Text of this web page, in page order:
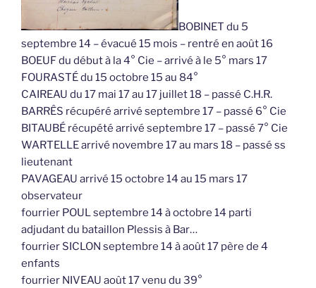
BOBINET du 5
septembre 14 – évacué 15 mois – rentré en août 16
BOEUF du début à la 4° Cie – arrivé à le 5° mars 17
FOURASTÉ du 15 octobre 15 au 84°
CAIREAU du 17 mai 17 au 17 juillet 18 – passé C.H.R.
BARRÊS récupéré arrivé septembre 17 – passé 6° Cie
BITAUBÉ récupété arrivé septembre 17 – passé 7° Cie
WARTELLE arrivé novembre 17 au mars 18 – passé ss
lieutenant
PAVAGEAU arrivé 15 octobre 14 au 15 mars 17
observateur
fourrier POUL septembre 14 à octobre 14 parti
adjudant du bataillon Plessis à Bar…
fourrier SICLON septembre 14 à août 17 père de 4
enfants
fourrier NIVEAU août 17 venu du 39°